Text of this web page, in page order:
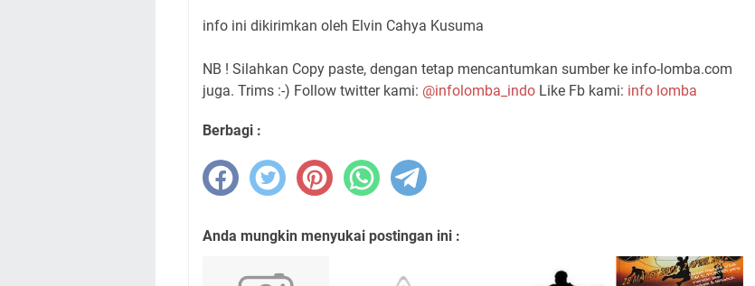
info ini dikirimkan oleh Elvin Cahya Kusuma
NB ! Silahkan Copy paste, dengan tetap mencantumkan sumber ke info-lomba.com
juga. Trims :-) Follow twitter kami: @infolomba_indo Like Fb kami: info lomba
Berbagi :
Anda mungkin menyukai postingan ini :